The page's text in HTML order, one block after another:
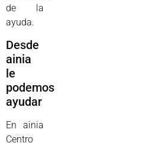
de la
ayuda.
Desde
ainia
le
podemos
ayudar
En ainia
Centro